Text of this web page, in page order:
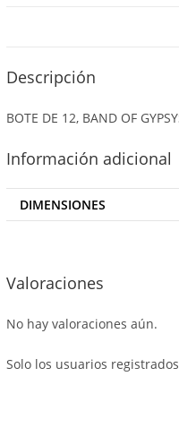
Descripción
BOTE DE 12, BAND OF
Información adicional
DIMENSIONES
Valoraciones
No hay valoraciones aún.
Solo los usuarios